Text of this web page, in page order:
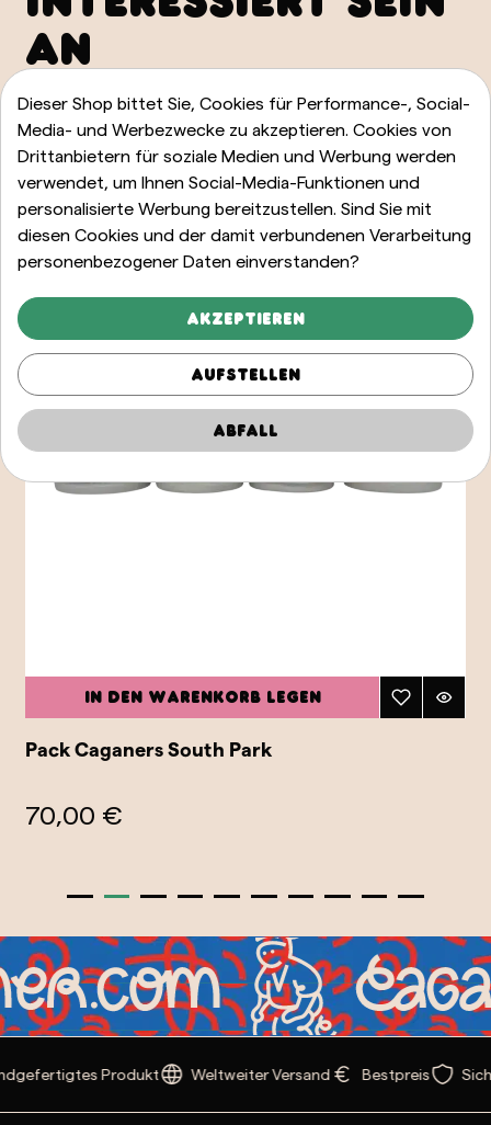
AN
ALLE ANZEIGEN
In den Warenkorb legen
Pack Caganers South Park
70,00 €
Produkt Weltweiter Versand Bestpreis
Dieser Shop bittet Sie, Cookies für Performance-, Social-
Media- und Werbezwecke zu akzeptieren. Cookies von
Drittanbietern für soziale Medien und Werbung werden
verwendet, um Ihnen Social-Media-Funktionen und
personalisierte Werbung bereitzustellen. Sind Sie mit
diesen Cookies und der damit verbundenen Verarbeitung
personenbezogener Daten einverstanden?
Akzeptieren
Aufstellen
Abfall